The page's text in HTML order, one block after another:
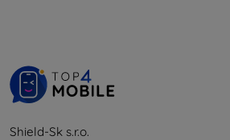
Shield-Sk s.r.o.